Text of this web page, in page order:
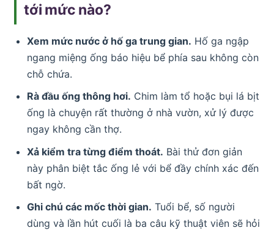
tới mức nào?
Xem mức nước ở hố ga trung gian. Hố ga ngập
ngang miệng ống báo hiệu bể phía sau không còn
chỗ chứa.
Rà đầu ống thông hơi. Chim làm tổ hoặc bụi lá bịt
ống là chuyện rất thường ở nhà vườn, xử lý được
ngay không cần thợ.
Xả kiểm tra từng điểm thoát. Bài thử đơn giản
này phân biệt tắc ống lẻ với bể đầy chính xác đến
bất ngờ.
Ghi chú các mốc thời gian. Tuổi bể, số người
dùng và lần hút cuối là ba câu kỹ thuật viên sẽ hỏi